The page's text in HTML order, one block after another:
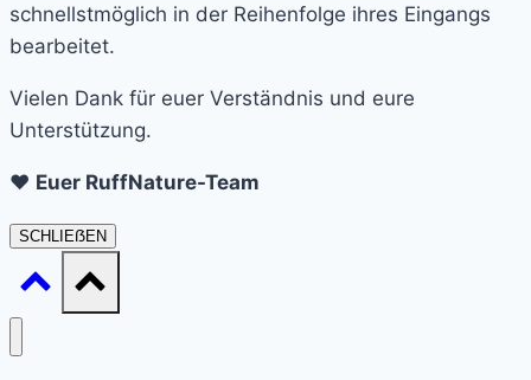
schnellstmöglich in der Reihenfolge ihres Eingangs
bearbeitet.
Vielen Dank für euer Verständnis und eure
Unterstützung.
❤️ Euer RuffNature-Team
SCHLIEẞEN